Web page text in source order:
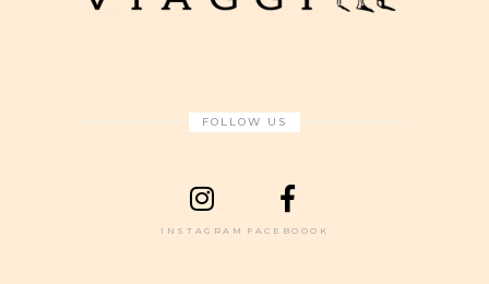
FOLLOW US
INSTAGRAM FACEBOOOK